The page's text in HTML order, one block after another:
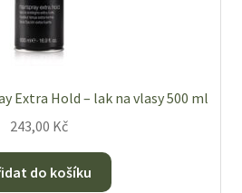
Extra Hold – lak na vlasy 500 ml
243,00 Kč
do košíku